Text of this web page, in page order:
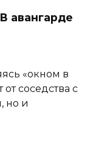
авангарде
«окном в
соседства с
но и